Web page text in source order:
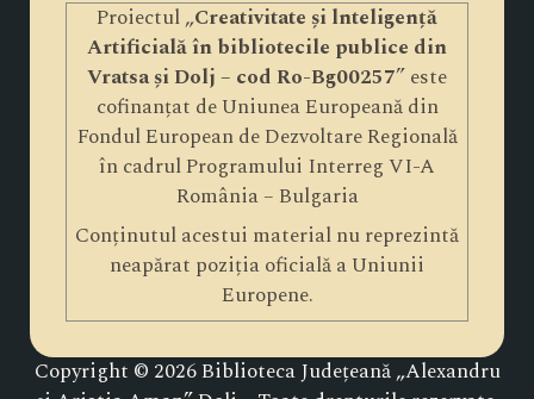
Proiectul „Creativitate și lnteligență
Artificială în bibliotecile publice din
Vratsa și Dolj – cod Ro-Bg00257” este
cofinanțat de Uniunea Europeană din
Fondul European de Dezvoltare Regională
în cadrul Programului Interreg VI-A
România – Bulgaria
Conținutul acestui material nu reprezintă
neapărat poziția oficială a Uniunii
Europene.
Copyright © 2026 Biblioteca Județeană „Alexandru